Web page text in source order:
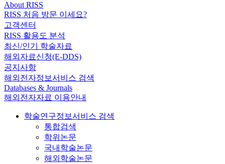
About RISS
RISS 처음 방문 이세요?
고객센터
RISS 활용도 분석
최신/인기 학술자료
해외자료신청(E-DDS)
공지사항
해외전자정보서비스 검색
Databases & Journals
해외전자자료 이용안내
학술연구정보서비스 검색
통합검색
학위논문
국내학술논문
해외학술논문